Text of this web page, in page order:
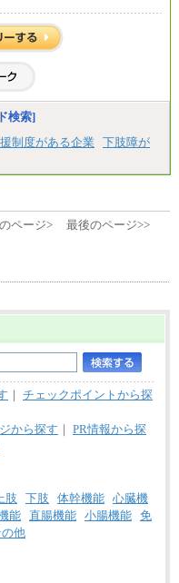
エリアにより異なる
はございません
月給17万7000円×12カ月）
はございません。
月給17万7000円×12カ月）
検索]
制度がある企業
下肢障が
ページ> 最後のページ>>
｜ チェックポイントから探
から探す ｜ PR情報から探
上肢 下肢 体幹機能 心臓機
能 直腸機能 小腸機能 免
の他